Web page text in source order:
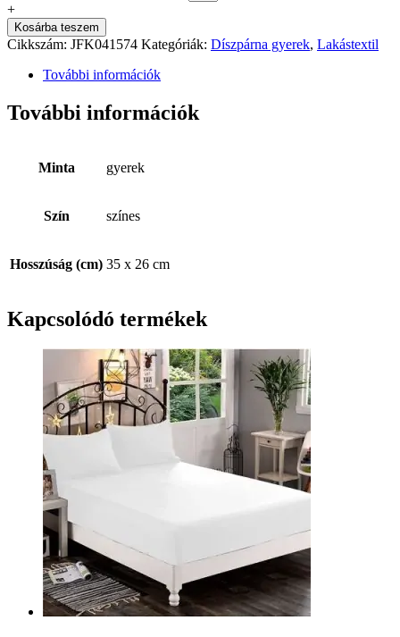
+
Kosárba teszem
Cikkszám: JFK041574 Kategóriák: Díszpárna gyerek, Lakástextil
További információk
További információk
Minta gyerek
Szín színes
Hosszúság (cm) 35 x 26 cm
Kapcsolódó termékek